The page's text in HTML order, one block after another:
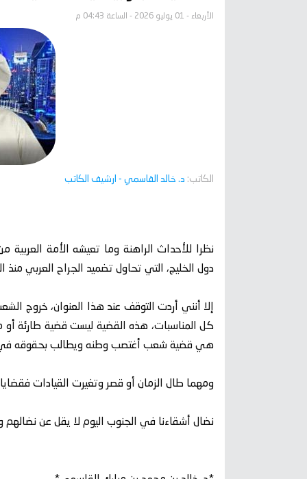
الأربعاء - 01 يوليو 2026 - الساعة 04:43 م
الكاتب: د. خالد القاسمي - ارشيف الكاتب
نظرا للأحداث الراهنة وما تعيشه الأمة
دول الخليج، التي تحاول تضميد الجراح العربي منذ
كل المناسبات، هذه القضية ليست قضية طارئة أو
هي قضية شعب أغتصب وطنه ويطالب بحقوقه في
ومهما طال الزمان أو قصر وتغيرت القيادات
نضال أشقاءنا في الجنوب اليوم لا يقل عن نضالهم وكفاحهم المسلح